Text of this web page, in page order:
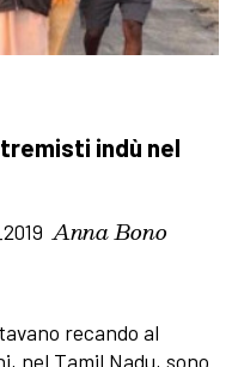
indù nel
Anna Bono
recando al
nel Tamil Nadu, sono